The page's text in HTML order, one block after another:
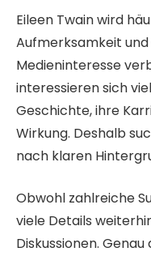
Eileen Twain wird
Aufmerksamkeit
Medieninteresse
interessieren sich
Geschichte, ihre
Wirkung. Deshalb
nach klaren
Obwohl zahlreiche
viele Details
Diskussionen.